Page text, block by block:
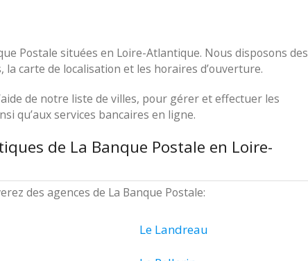
Postale situées en Loire-Atlantique. Nous disposons des
carte de localisation et les horaires d’ouverture.
de notre liste de villes, pour gérer et effectuer les
qu’aux services bancaires en ligne.
de La Banque Postale en Loire-
des agences de La Banque Postale:
Le Landreau